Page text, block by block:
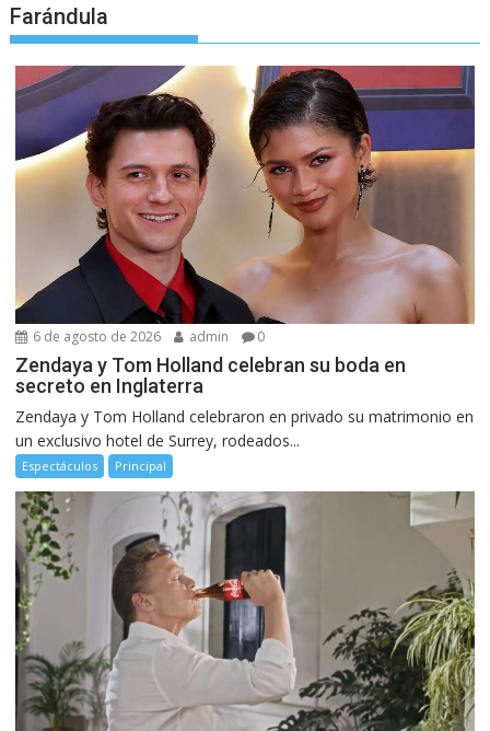
Farándula
6 de agosto de 2026 admin 0
Zendaya y Tom Holland celebran su boda en
secreto en Inglaterra
Zendaya y Tom Holland celebraron en privado su matrimonio en
un exclusivo hotel de Surrey, rodeados...
Espectáculos Principal